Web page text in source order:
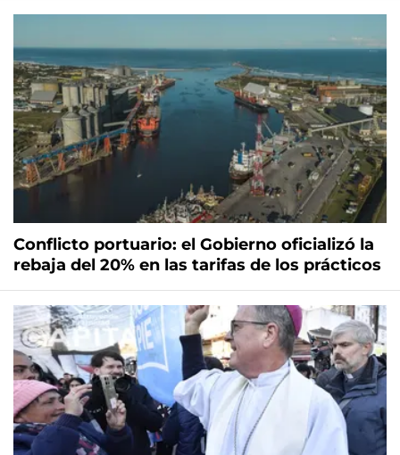
Conflicto portuario: el Gobierno oficializó la
rebaja del 20% en las tarifas de los prácticos